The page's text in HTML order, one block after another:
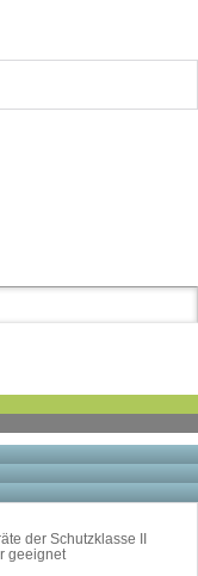
der Schutzklasse II
geeignet